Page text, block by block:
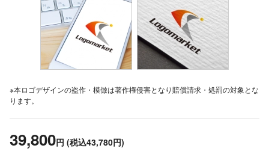
※本ロゴデザインの盗作・模倣は著作権侵害となり賠償請求・処罰の対象とな
ります。
39,800円 (税込43,780円)